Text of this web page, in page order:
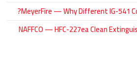
MeyerFire — Why Different IG-541
NAFFCO — HFC-227ea Clean